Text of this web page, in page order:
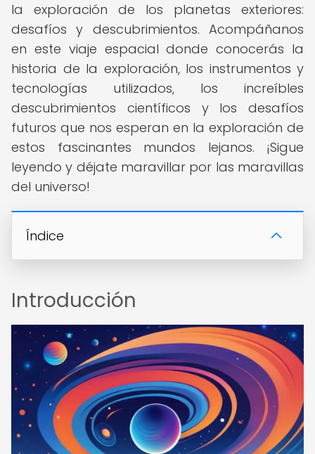
la exploración de los planetas exteriores:
desafíos y descubrimientos. Acompáñanos
en este viaje espacial donde conocerás la
historia de la exploración, los instrumentos y
tecnologías utilizados, los increíbles
descubrimientos científicos y los desafíos
futuros que nos esperan en la exploración de
estos fascinantes mundos lejanos. ¡Sigue
leyendo y déjate maravillar por las maravillas
del universo!
Índice
Introducción